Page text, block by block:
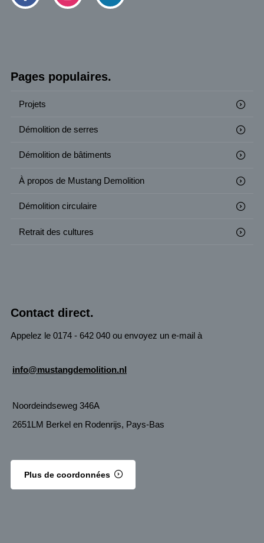
Pages populaires.
Projets
Démolition de serres
Démolition de bâtiments
À propos de Mustang Demolition
Démolition circulaire
Retrait des cultures
Contact direct.
Appelez le 0174 - 642 040 ou envoyez un e-mail à
info@mustangdemolition.nl
Noordeindseweg 346A
2651LM Berkel en Rodenrijs, Pays-Bas
Plus de coordonnées